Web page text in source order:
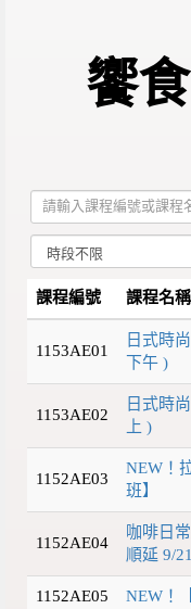
饗
課程編號 課程名稱
1153AE01
日式時
下午 )
1153AE02
日式時
上 )
1152AE03
NEW！
班】
1152AE04
咖啡日
順延 9/
1152AE05 NEW！